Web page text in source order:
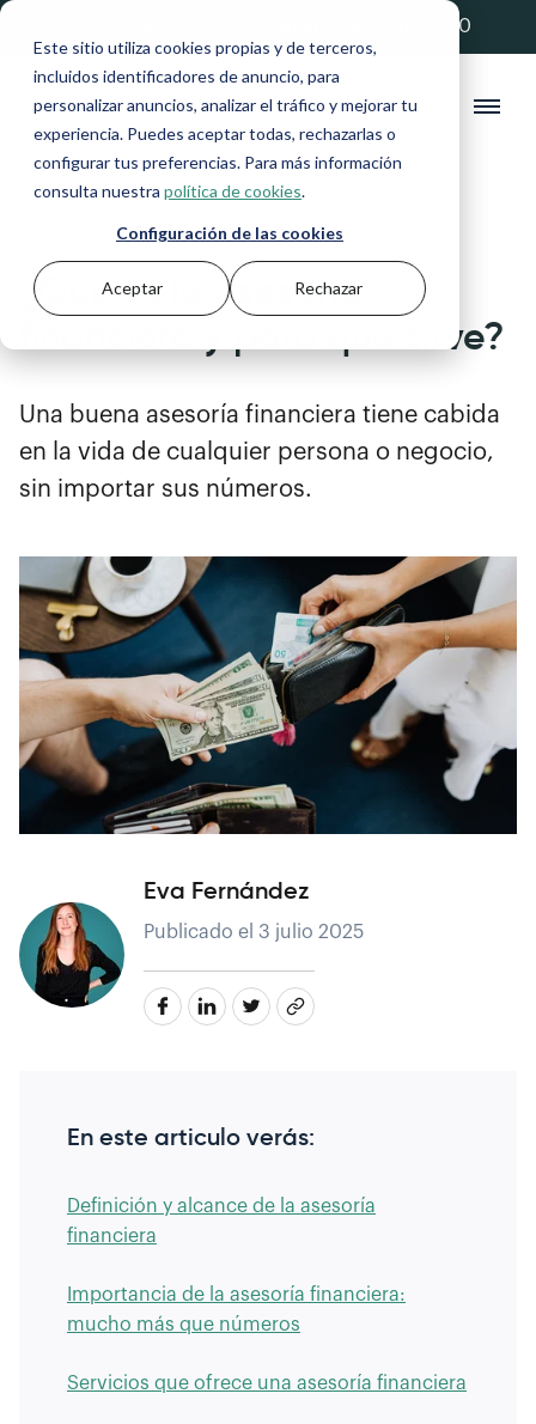
Este sitio utiliza cookies propias y de terceros,
incluidos identificadores de anuncio, para
personalizar anuncios, analizar el tráfico y mejorar tu
experiencia. Puedes aceptar todas, rechazarlas o
configurar tus preferencias. Para más información
consulta nuestra política de cookies.
Configuración de las cookies
Aceptar Rechazar
💚 20% de descuento con el código ANFIX20
Blog >Autónomos y Pymes >¿Qué es la asesoría
financiera y para qué sirve?
¿Qué es la asesoría
financiera y para qué sirve?
Una buena asesoría financiera tiene cabida
en la vida de cualquier persona o negocio,
sin importar sus números.
Eva Fernández
Publicado el 3 julio 2025
En este articulo verás:
Definición y alcance de la asesoría
financiera
Importancia de la asesoría financiera:
mucho más que números
Servicios que ofrece una asesoría financiera